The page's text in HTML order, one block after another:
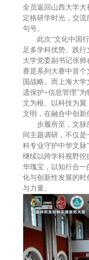
全员返回山西大学大
定格研学时光，交
句号。
此次“文化中国
足多学科优势、践
大学党委副书记张帅
赛是系列大赛中首个
国战略。而上海大
遗保护+信息管理”
文为根、以科技为
文明，在融合中创新
步履所至，文脉
同主题调研，不仅
科专业守护中华文脉
继续以跨学科视野挖
华瑰宝，以知行合
化与创新性发展的时
与力量。